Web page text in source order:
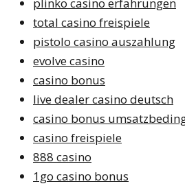
total casino freispiele
pistolo casino auszahlung
evolve casino
casino bonus
live dealer casino deutsch
casino bonus
casino freispiele
888 casino
1go casino bonus